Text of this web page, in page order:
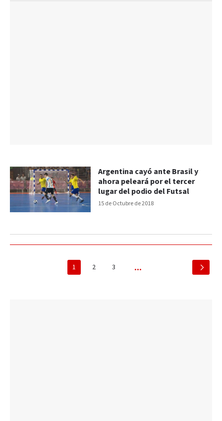
15 de Octubre de 2018
Argentina cayó ante Brasil y
ahora peleará por el tercer
lugar del podio del Futsal
1 2 3